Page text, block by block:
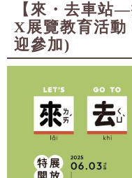
【來・去車站
X展覽教育活動
迎參加)